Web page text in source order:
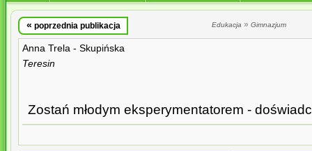
« poprzednia publikacja Edukacja » Gimnazjum
Anna Trela - Skupińska
Teresin
Zostań młodym eksperymentatorem -